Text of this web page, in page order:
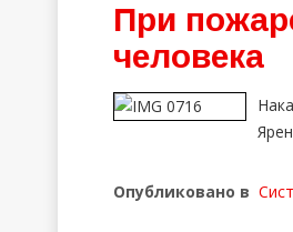
При
человека
Опубликовано в